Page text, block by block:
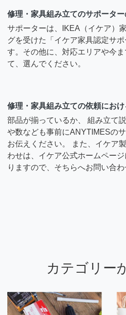
修理・家具組み立てのサポーター
サポーターは、IKEA（イケア）
グを受けた「イケア家具認定サ
す。その他に、対応エリアや今
て、選んでください。
修理・家具組み立ての依頼におけ
部品が揃っているか、 組み立て
や数なども事前にANYTIMESの
お伝えください。 また、イケア
わせは、イケア公式ホームペー
りますので、そちらへお問い合わ
カテゴリー